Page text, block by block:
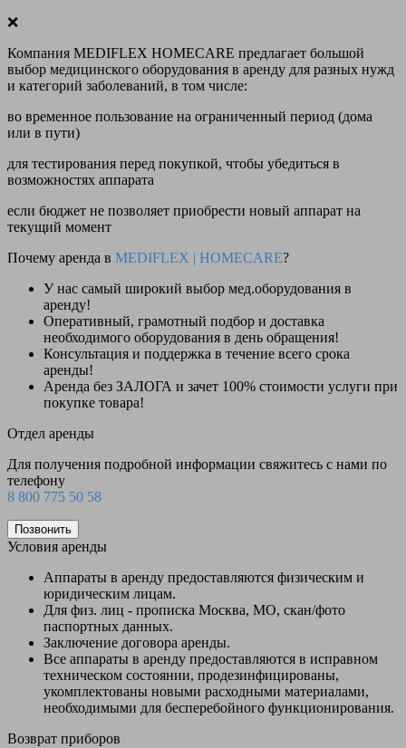
❌
Компания MEDIFLEX HOMECARE предлагает большой
выбор медицинского оборудования в аренду для разных нужд
и категорий заболеваний, в том числе:
во временное пользование на ограниченный период (дома
или в пути)
для тестирования перед покупкой, чтобы убедиться в
возможностях аппарата
если бюджет не позволяет приобрести новый аппарат на
текущий момент
Почему аренда в MEDIFLEX | HOMECARE?
У нас самый широкий выбор мед.оборудования в
аренду!
Оперативный, грамотный подбор и доставка
необходимого оборудования в день обращения!
Консультация и поддержка в течение всего срока
аренды!
Аренда без ЗАЛОГА и зачет 100% стоимости услуги при
покупке товара!
Отдел аренды
Для получения подробной информации свяжитесь с нами по
телефону
8 800 775 50 58
Позвонить
Условия аренды
Аппараты в аренду предоставляются физическим и
юридическим лицам.
Для физ. лиц - прописка Москва, МО, скан/фото
паспортных данных.
Заключение договора аренды.
Все аппараты в аренду предоставляются в исправном
техническом состоянии, продезинфицированы,
укомплектованы новыми расходными материалами,
необходимыми для бесперебойного функционирования.
Возврат приборов